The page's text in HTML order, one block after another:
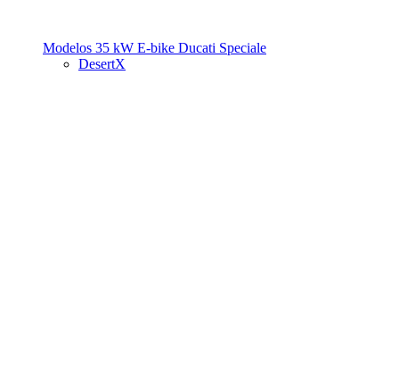
Modelos 35 kW E-bike Ducati Speciale
DesertX